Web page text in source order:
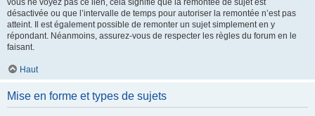
vous ne voyez pas ce lien, cela signifie que la remontée de sujet est
désactivée ou que l’intervalle de temps pour autoriser la remontée n’est pas
atteint. Il est également possible de remonter un sujet simplement en y
répondant. Néanmoins, assurez-vous de respecter les règles du forum en le
faisant.
Haut
Mise en forme et types de sujets